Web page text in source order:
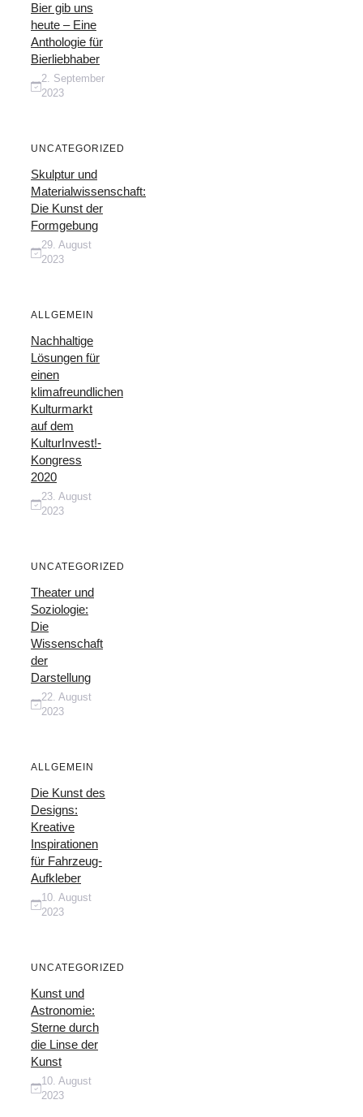
Bier gib uns
heute – Eine
Anthologie für
Bierliebhaber
2. September
2023
UNCATEGORIZED
Skulptur und
Materialwissenschaft:
Die Kunst der
Formgebung
29. August
2023
ALLGEMEIN
Nachhaltige
Lösungen für
einen
klimafreundlichen
Kulturmarkt
auf dem
KulturInvest!-
Kongress
2020
23. August
2023
UNCATEGORIZED
Theater und
Soziologie:
Die
Wissenschaft
der
Darstellung
22. August
2023
ALLGEMEIN
Die Kunst des
Designs:
Kreative
Inspirationen
für Fahrzeug-
Aufkleber
10. August
2023
UNCATEGORIZED
Kunst und
Astronomie:
Sterne durch
die Linse der
Kunst
10. August
2023